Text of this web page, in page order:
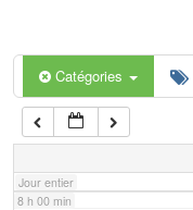
Catégories
Jour entier
6 h 00 min
7 h 00 min
8 h 00 min